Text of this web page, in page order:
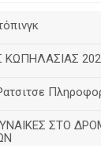
ΚΩΠΗΛΑΣΙΑΣ
ΣΤΟ